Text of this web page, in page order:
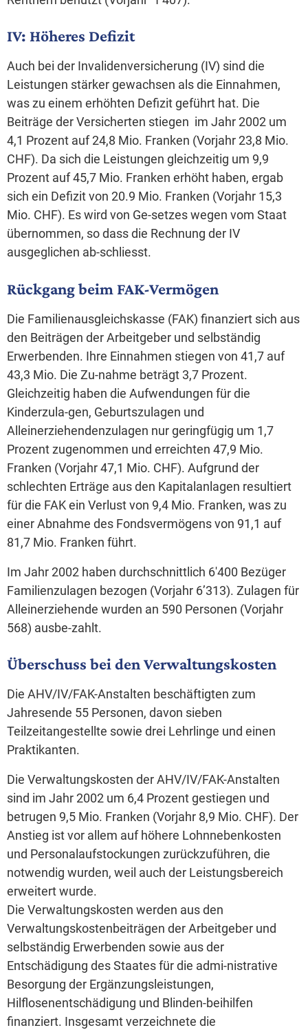
IV: Höheres Defizit
Auch bei der Invalidenversicherung (IV) sind die
Leistungen stärker gewachsen als die Einnahmen,
was zu einem erhöhten Defizit geführt hat. Die
Beiträge der Versicherten stiegen im Jahr 2002 um
4,1 Prozent auf 24,8 Mio. Franken (Vorjahr 23,8 Mio.
CHF). Da sich die Leistungen gleichzeitig um 9,9
Prozent auf 45,7 Mio. Franken erhöht haben, ergab
sich ein Defizit von 20.9 Mio. Franken (Vorjahr 15,3
Mio. CHF). Es wird von Ge-setzes wegen vom Staat
übernommen, so dass die Rechnung der IV
ausgeglichen ab-schliesst.
Rückgang beim FAK-Vermögen
Die Familienausgleichskasse (FAK) finanziert sich aus
den Beiträgen der Arbeitgeber und selbständig
Erwerbenden. Ihre Einnahmen stiegen von 41,7 auf
43,3 Mio. Die Zu-nahme beträgt 3,7 Prozent.
Gleichzeitig haben die Aufwendungen für die
Kinderzula-gen, Geburtszulagen und
Alleinerziehendenzulagen nur geringfügig um 1,7
Prozent zugenommen und erreichten 47,9 Mio.
Franken (Vorjahr 47,1 Mio. CHF). Aufgrund der
schlechten Erträge aus den Kapitalanlagen resultiert
für die FAK ein Verlust von 9,4 Mio. Franken, was zu
einer Abnahme des Fondsvermögens von 91,1 auf
81,7 Mio. Franken führt.
Im Jahr 2002 haben durchschnittlich 6'400 Bezüger
Familienzulagen bezogen (Vorjahr 6’313). Zulagen für
Alleinerziehende wurden an 590 Personen (Vorjahr
568) ausbe-zahlt.
Überschuss bei den Verwaltungskosten
Die AHV/IV/FAK-Anstalten beschäftigten zum
Jahresende 55 Personen, davon sieben
Teilzeitangestellte sowie drei Lehrlinge und einen
Praktikanten.
Die Verwaltungskosten der AHV/IV/FAK-Anstalten
sind im Jahr 2002 um 6,4 Prozent gestiegen und
betrugen 9,5 Mio. Franken (Vorjahr 8,9 Mio. CHF). Der
Anstieg ist vor allem auf höhere Lohnnebenkosten
und Personalaufstockungen zurückzuführen, die
notwendig wurden, weil auch der Leistungsbereich
erweitert wurde.
Die Verwaltungskosten werden aus den
Verwaltungskostenbeiträgen der Arbeitgeber und
selbständig Erwerbenden sowie aus der
Entschädigung des Staates für die admi-nistrative
Besorgung der Ergänzungsleistungen,
Hilflosenentschädigung und Blinden-beihilfen
finanziert. Insgesamt verzeichnete die